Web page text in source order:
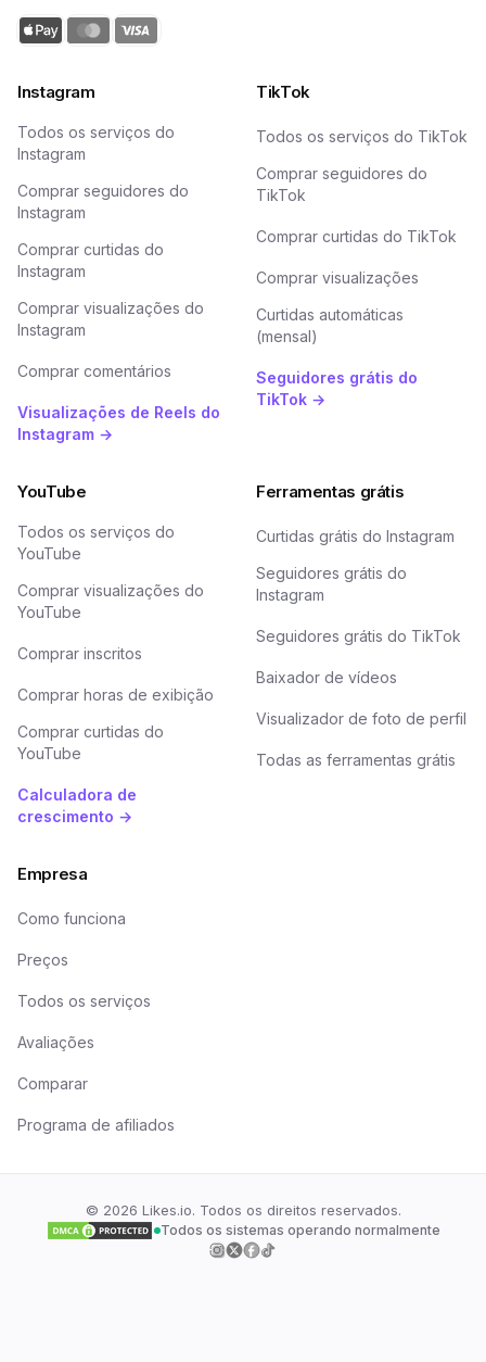
Instagram
Todos os serviços do
Instagram
Comprar seguidores do
Instagram
Comprar curtidas do
Instagram
Comprar visualizações do
Instagram
Comprar comentários
Visualizações de Reels do
Instagram →
TikTok
Todos os serviços do TikTok
Comprar seguidores do
TikTok
Comprar curtidas do TikTok
Comprar visualizações
Curtidas automáticas
(mensal)
Seguidores grátis do
TikTok →
YouTube
Todos os serviços do
YouTube
Comprar visualizações do
YouTube
Comprar inscritos
Comprar horas de exibição
Comprar curtidas do
YouTube
Calculadora de
crescimento →
Ferramentas grátis
Curtidas grátis do Instagram
Seguidores grátis do
Instagram
Seguidores grátis do TikTok
Baixador de vídeos
Visualizador de foto de perfil
Todas as ferramentas grátis
Empresa
Como funciona
Preços
Todos os serviços
Avaliações
Comparar
Programa de afiliados
© 2026 Likes.io. Todos os direitos reservados.
Todos os sistemas operando normalmente